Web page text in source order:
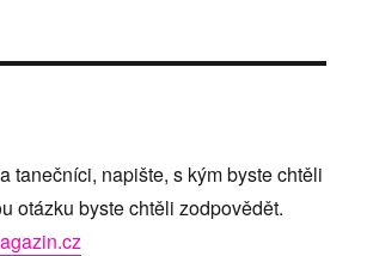
tanečníci, napište, s kým byste chtěli
otázku byste chtěli zodpovědět.